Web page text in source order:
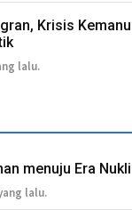
Krisis
lalu.
menuju Era
lalu.